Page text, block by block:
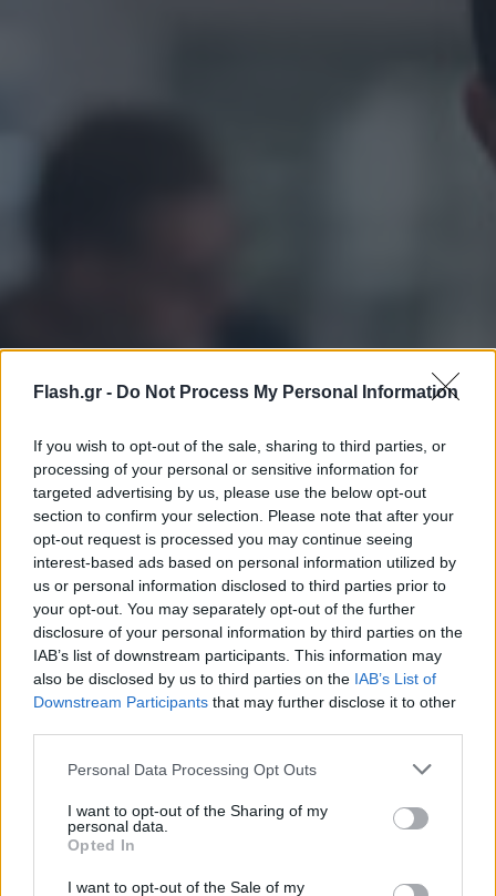
Flash.gr - Do Not Process My Personal Information
If you wish to opt-out of the sale, sharing to third parties, or
processing of your personal or sensitive information for
targeted advertising by us, please use the below opt-out
section to confirm your selection. Please note that after your
opt-out request is processed you may continue seeing
interest-based ads based on personal information utilized by
us or personal information disclosed to third parties prior to
your opt-out. You may separately opt-out of the further
disclosure of your personal information by third parties on the
IAB’s list of downstream participants. This information may
also be disclosed by us to third parties on the IAB’s List of
Downstream Participants that may further disclose it to other
Please note that this website/app uses one or more Google
not limited to your visit or usage behaviour. You may click to
grant or deny consent to Google and its third-party tags to
use your data for below specified purposes in below Google
consent section.
Personal Data Processing Opt Outs
I want to opt-out of the Sharing of my
personal data.
Opted In
I want to opt-out of the Sale of my